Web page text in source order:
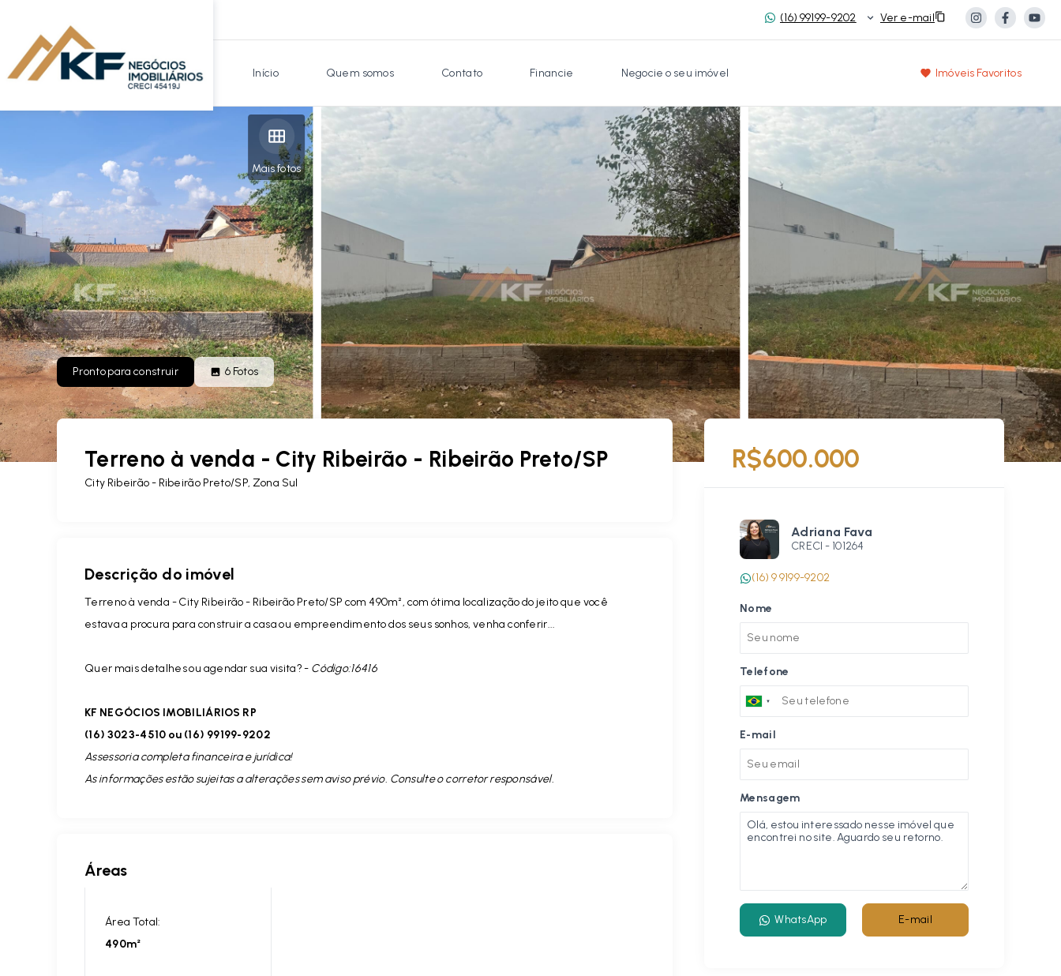
(16) 99199-9202 Ver e-mail
Início Quem somos Contato Financie Negocie o seu imóvel Imóveis Favoritos
Mais fotos
Pronto para construir 6Fotos
Terreno à venda - City Ribeirão - Ribeirão Preto/SP
City Ribeirão - Ribeirão Preto/SP, Zona Sul
Descrição do imóvel
Terreno à venda - City Ribeirão - Ribeirão Preto/SP com 490m², com ótima localização do jeito que você
estava a procura para construir a casa ou empreendimento dos seus sonhos, venha conferir...
Quer mais detalhes ou agendar sua visita? - Código:16416
KF NEGÓCIOS IMOBILIÁRIOS RP
(16) 3023-4510 ou (16) 99199-9202
Assessoria completa financeira e jurídica!
As informações estão sujeitas a alterações sem aviso prévio. Consulte o corretor responsável.
Áreas
Área Total:
490m²
R$600.000
Adriana Fava
CRECI - 101264
(16) 9 9199-9202
Nome
Telefone
E-mail
Mensagem
WhatsApp E-mail